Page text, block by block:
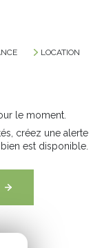
LOCATION
le moment.
créez une alerte
est disponible.